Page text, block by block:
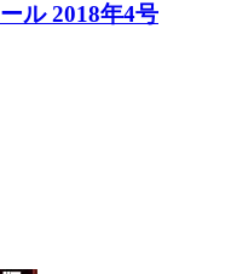
ル 2018年4号